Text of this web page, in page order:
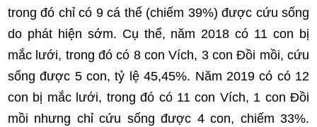
trong đó chỉ có 9 cá thể (chiếm 39%) được cứu sống
do phát hiện sớm. Cụ thể, năm 2018 có 11 con bị
mắc lưới, trong đó có 8 con Vích, 3 con Đồi mồi, cứu
sống được 5 con, tỷ lệ 45,45%. Năm 2019 có có 12
con bị mắc lưới, trong đó có 11 con Vích, 1 con Đồi
mồi nhưng chỉ cứu sống được 4 con, chiếm 33%.